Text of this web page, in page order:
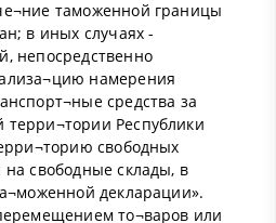
таможенной границы
в иных случаях -
непосредственно
намерения
средства за
Республики
свободных
свободные склады, в
декларации».
то¬варов или